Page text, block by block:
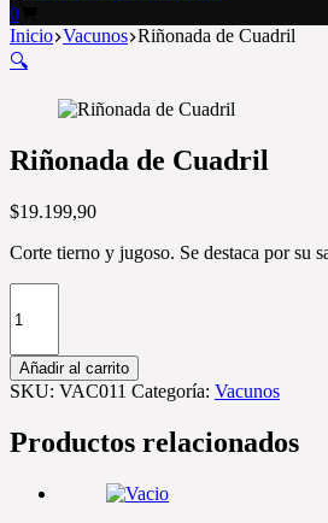
Carro
de
compra
0
Inicio Vacunos Riñonada de Cuadril
🔍
Riñonada de Cuadril
$19.199,90
Corte tierno y jugoso. Se destaca por su
de
de
Cuadril
Añadir al carrito
SKU: VAC011 Categoría: Vacunos
Productos relacionados